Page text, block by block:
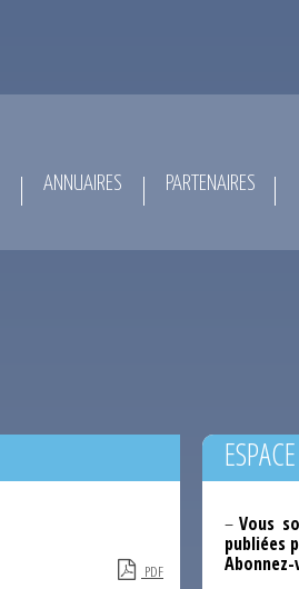
ANNUAIRES PARTENAIRES
PDF
–Vous
publiées